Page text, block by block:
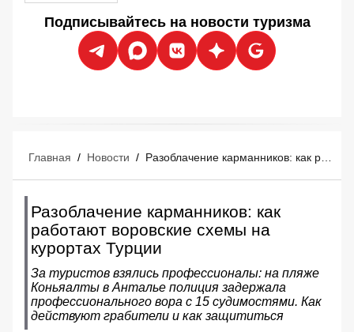
Подписывайтесь на новости туризма
Главная / Новости /
Разоблачение карманников: как
работают воровские схемы на
курортах Турции
За туристов взялись профессионалы: на пляже
Коньяалты в Анталье полиция задержала
профессионального вора с 15 судимостями. Как
действуют грабители и как защититься